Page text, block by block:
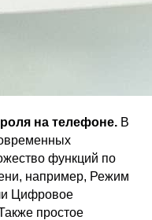
на телефоне. В
функций по
например, Режим
Цифровое
простое